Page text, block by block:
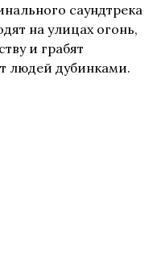
саундтрека
на улицах огонь,
и грабят
людей дубинками.